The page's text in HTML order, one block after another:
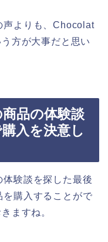
声よりも、Chocolat
方が大事だと思い
品の体験談
入を決意し
験談を探した最後
購入することがで
ますね。